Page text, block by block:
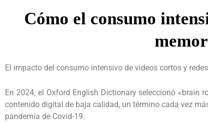
Cómo el consumo
El impacto del consumo intensivo de videos cortos y
En 2024, el Oxford English Dictionary seleccionó «brain
contenido digital de baja calidad, un término cada vez
pandemia de Covid-19.